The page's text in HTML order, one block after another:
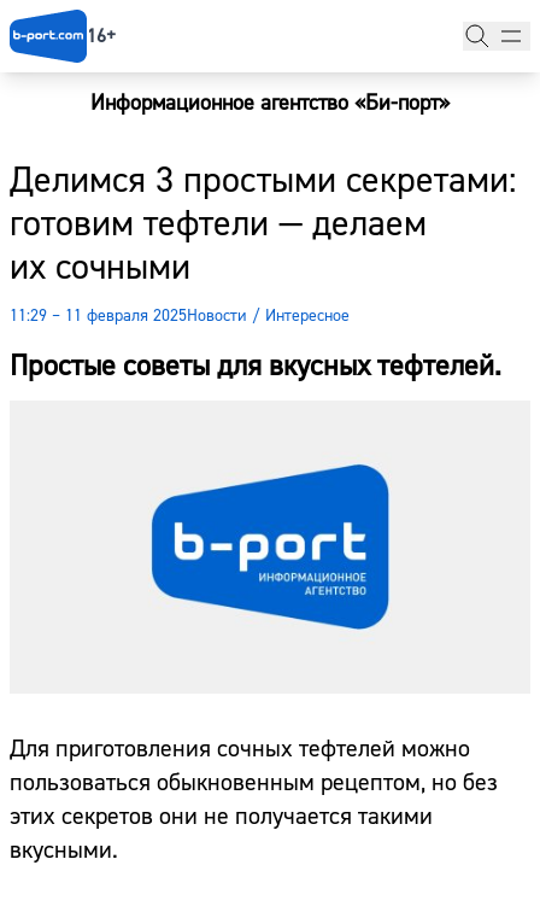
16+
Информационное агентство «Би-порт»
Делимся 3 простыми секретами:
готовим тефтели — делаем
их сочными
11:29 – 11 февраля 2025Новости / Интересное
Простые советы для вкусных тефтелей.
Для приготовления сочных тефтелей можно
пользоваться обыкновенным рецептом, но без
этих секретов они не получается такими
вкусными.
Новости
Наши гости
Фоторепортажи
Погода